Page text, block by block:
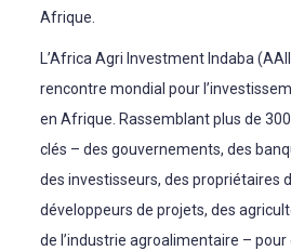
Afrique.
L’Africa Agri Investment Indaba
rencontre mondial pour
en Afrique. Rassemblant plus de
clés – des gouvernements, des
des investisseurs, des propriétaires
développeurs de projets, des
de l’industrie agroalimentaire – pour